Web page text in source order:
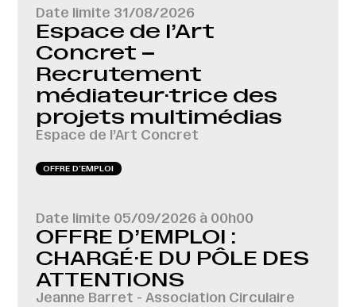
Date limite 31/08/2026
Espace de l’Art
Concret –
Recrutement
médiateur·trice des
projets multimédias
Espace de l’Art Concret
OFFRE D‘EMPLOI
Date limite 05/09/2026 à 00h00
OFFRE D’EMPLOI :
CHARGÉ·E DU PÔLE DES
ATTENTIONS
Jeanne Barret - Association Circulaire